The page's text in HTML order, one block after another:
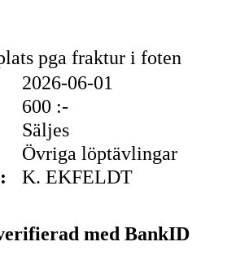
pga fraktur i foten
2026-06-01
600 :-
Säljes
Övriga löptävlingar
K. EKFELDT
med BankID